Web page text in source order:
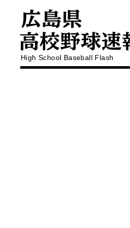
High School Baseball Flash